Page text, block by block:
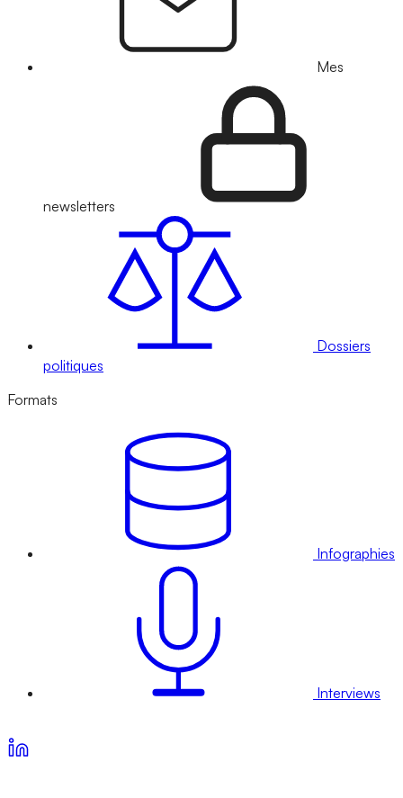
Mes
newsletters
Dossiers
politiques
Formats
Infographies
Interviews